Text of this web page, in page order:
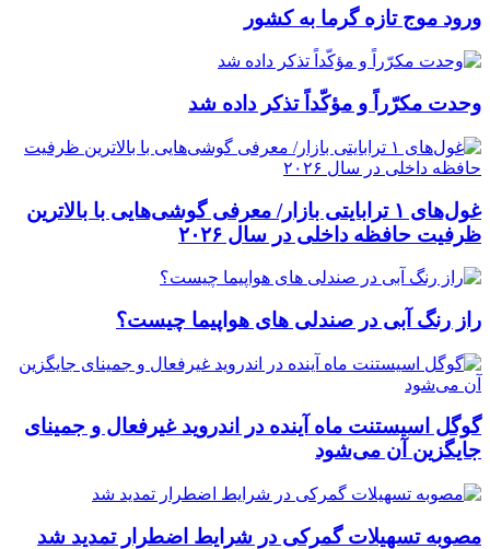
ورود موج تازه گرما به کشور
وحدت مکرّراً و مؤکّداً تذکر داده شد
غول‌های ۱ ترابایتی بازار/ معرفی گوشی‌هایی با بالاترین
ظرفیت حافظه داخلی در سال ۲۰۲۶
راز رنگ آبی در صندلی های هواپیما چیست؟
گوگل اسیستنت ماه آینده در اندروید غیرفعال و جمینای
جایگزین آن می‌شود
مصوبه تسهیلات گمرکی در شرایط اضطرار تمدید شد